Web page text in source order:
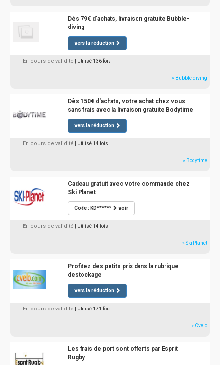
Dès 79€ d'achats, livraison gratuite Bubble-
diving
vers la réduction
En cours de validité | Utilisé 136 fois
» Bubble-diving
Dès 150€ d'achats, votre achat chez vous
sans frais avec la livraison gratuite Bodytime
vers la réduction
En cours de validité | Utilisé 14 fois
» Bodytime
Cadeau gratuit avec votre commande chez
Ski Planet
Code : KD****** voir
En cours de validité | Utilisé 14 fois
» Ski Planet
Profitez des petits prix dans la rubrique
destockage
vers la réduction
En cours de validité | Utilisé 171 fois
» Cvelo
Les frais de port sont offerts par Esprit
Rugby